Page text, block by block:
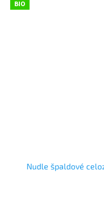
BIO
Nudle špaldové